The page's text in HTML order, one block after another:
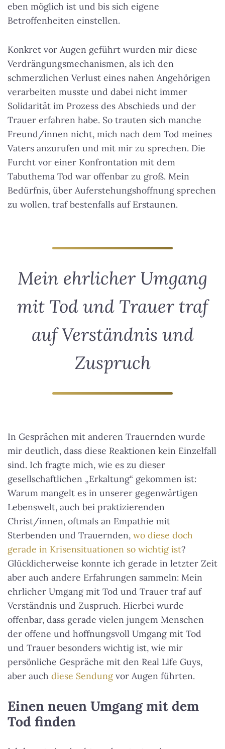
eben möglich ist und bis sich eigene
Betroffenheiten einstellen.
Konkret vor Augen geführt wurden mir diese
Verdrängungsmechanismen, als ich den
schmerzlichen Verlust eines nahen Angehörigen
verarbeiten musste und dabei nicht immer
Solidarität im Prozess des Abschieds und der
Trauer erfahren habe. So trauten sich manche
Freund/innen nicht, mich nach dem Tod meines
Vaters anzurufen und mit mir zu sprechen. Die
Furcht vor einer Konfrontation mit dem
Tabuthema Tod war offenbar zu groß. Mein
Bedürfnis, über Auferstehungshoffnung sprechen
zu wollen, traf bestenfalls auf Erstaunen.
Mein ehrlicher Umgang
mit Tod und Trauer traf
auf Verständnis und
Zuspruch
In Gesprächen mit anderen Trauernden wurde
mir deutlich, dass diese Reaktionen kein Einzelfall
sind. Ich fragte mich, wie es zu dieser
gesellschaftlichen „Erkaltung“ gekommen ist:
Warum mangelt es in unserer gegenwärtigen
Lebenswelt, auch bei praktizierenden
Christ/innen, oftmals an Empathie mit
Sterbenden und Trauernden, wo diese doch
gerade in Krisensituationen so wichtig ist?
Glücklicherweise konnte ich gerade in letzter Zeit
aber auch andere Erfahrungen sammeln: Mein
ehrlicher Umgang mit Tod und Trauer traf auf
Verständnis und Zuspruch. Hierbei wurde
offenbar, dass gerade vielen jungem Menschen
der offene und hoffnungsvoll Umgang mit Tod
und Trauer besonders wichtig ist, wie mir
persönliche Gespräche mit den Real Life Guys,
aber auch diese Sendung vor Augen führten.
Einen neuen Umgang mit dem
Tod finden